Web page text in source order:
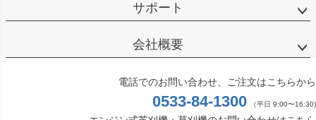
サポート
会社概要
電話でのお問い合わせ、ご注文はこちらから
0533-84-1300 （平日 9:00〜16:30)